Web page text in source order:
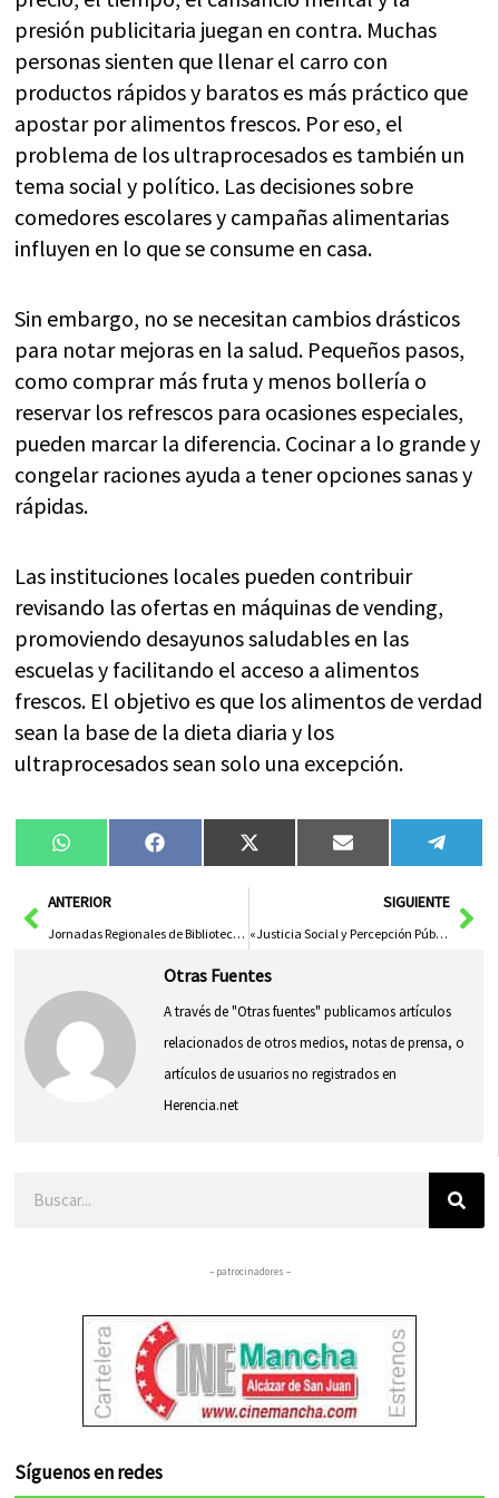
presión publicitaria juegan en contra. Muchas
personas sienten que llenar el carro con
productos rápidos y baratos es más práctico que
apostar por alimentos frescos. Por eso, el
problema de los ultraprocesados es también un
tema social y político. Las decisiones sobre
comedores escolares y campañas alimentarias
influyen en lo que se consume en casa.
Sin embargo, no se necesitan cambios drásticos
para notar mejoras en la salud. Pequeños pasos,
como comprar más fruta y menos bollería o
reservar los refrescos para ocasiones especiales,
pueden marcar la diferencia. Cocinar a lo grande y
congelar raciones ayuda a tener opciones sanas y
rápidas.
Las instituciones locales pueden contribuir
revisando las ofertas en máquinas de vending,
promoviendo desayunos saludables en las
escuelas y facilitando el acceso a alimentos
frescos. El objetivo es que los alimentos de verdad
sean la base de la dieta diaria y los
ultraprocesados sean solo una excepción.
Compartir
en
WhatsAppCompartir
en
FacebookCompartir
en
X
(Twitter)
Compartir
en
Email
en
AntANTERIOR
Jornadas Regionales de Bibliotecas: Innovación y Lectura en Foco
SIGUIENTE
«Justicia Social y Percepción Pública» por Alfonsi Álvarez
Otras Fuentes
A través de "Otras fuentes" publicamos artículos
relacionados de otros medios, notas de prensa, o
artículos de usuarios no registrados en
Herencia.net
– patrocinadores –
Síguenos en redes